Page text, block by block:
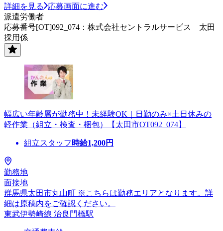
詳細を見る
応募画面に進む
派遣労働者
応募番号[OT]092_074：株式会社セントラルサービス 太田
採用係
幅広い年齢層が勤務中！未経験OK｜日勤のみ×土日休みの
軽作業（組立・検査・梱包）【太田市OT092_074】
組立スタッフ 時給1,200円
勤務地
面接地
群馬県太田市丸山町 ※こちらは勤務エリアとなります。詳
細は原稿内をご確認ください。
東武伊勢崎線 治良門橋駅